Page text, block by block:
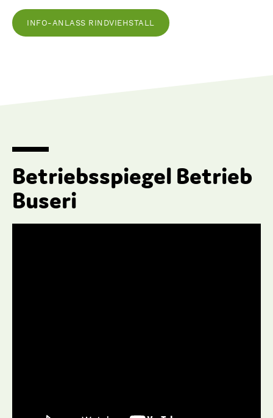
INFO-ANLASS RINDVIEHSTALL
Betriebsspiegel Betrieb
Buseri